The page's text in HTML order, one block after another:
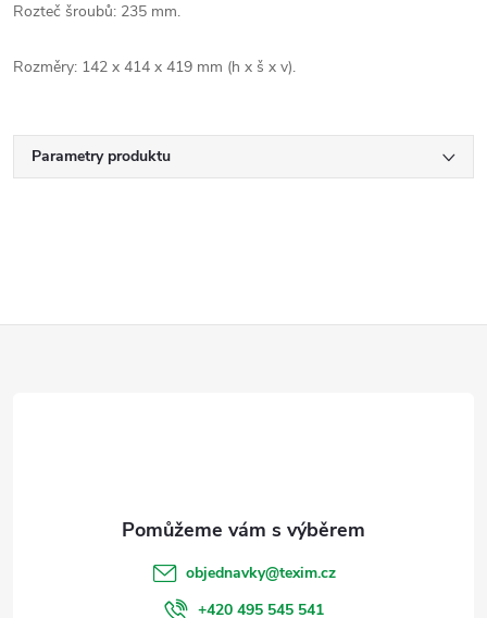
Rozteč šroubů: 235 mm.
Rozměry: 142 x 414 x 419 mm (h x š x v).
Parametry produktu
objednavky@texim.cz
+420 495 545 541